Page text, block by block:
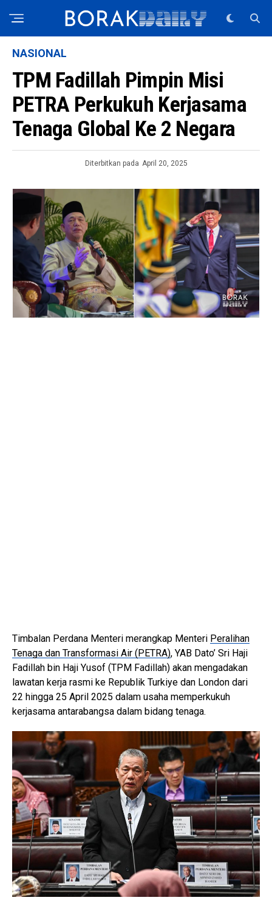
NASIONAL
TPM Fadillah Pimpin Misi
PETRA Perkukuh Kerjasama
Tenaga Global Ke 2 Negara
Diterbitkan pada April 20, 2025
Timbalan Perdana Menteri merangkap Menteri Peralihan
Tenaga dan Transformasi Air (PETRA), YAB Dato’ Sri Haji
Fadillah bin Haji Yusof (TPM Fadillah) akan mengadakan
lawatan kerja rasmi ke Republik Turkiye dan London dari
22 hingga 25 April 2025 dalam usaha memperkukuh
kerjasama antarabangsa dalam bidang tenaga.